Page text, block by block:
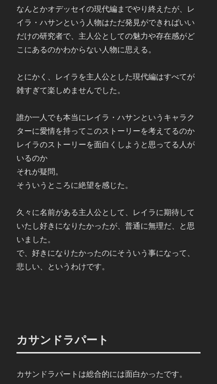
なんとかオデッセイの現代編までやり終えたが、レ
イラ・ハサンという人物はただ発見ができればいい
だけの研究者で、主人公としての魅力や存在感がど
こにあるのかわからない人物に思える。
とにかく、レイラを主人公とした現代編はすべてが
雑すぎて楽しめませんでした。
誰か一人でも本当にレイラ・ハサンというキャラク
ターに愛情を持ってこのストーリーを考えてるのか
レイラのストーリーを面白くしようと思ってる人が
いるのか
それが疑問。
そういうところに絶望を感じた。
久々に名前がある主人公として、レイラに期待して
いたし好きになりたかったが、普通に無理だ、と思
いました。
で、好きになりたかったのにそういう事になって、
悲しい、というわけです。
カサンドラパート
カサンドラパートは総合的には面白かったです。